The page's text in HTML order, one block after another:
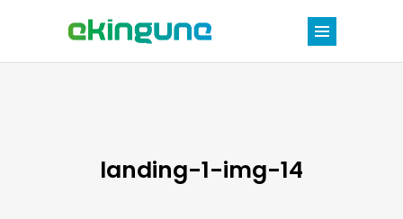
landing-1-img-14